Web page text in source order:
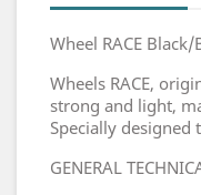
Wheel RACE
Wheels RACE,
strong and light,
Specially designed
GENERAL